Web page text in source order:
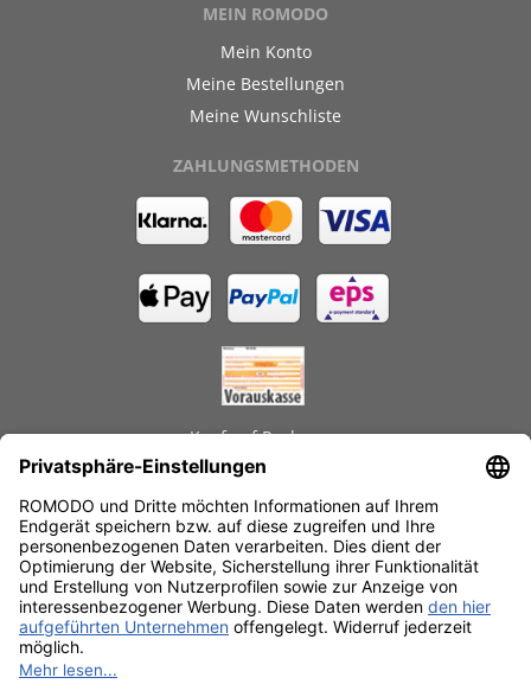
MEIN ROMODO
Mein Konto
Meine Bestellungen
Meine Wunschliste
ZAHLUNGSMETHODEN
Kauf auf Rechnung
Schnelle Lieferzeiten
Käuferschutz
Datenschutz
SSL-Verschlüsselung